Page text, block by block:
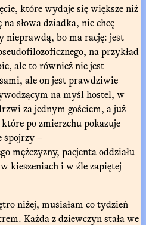
które wydaje się większe niż
słowa dziadka, nie chcę
nieprawdą, bo ma rację: jest
na przykład
ale to również nie jest
ale on jest prawdziwie
na myśl hostel, w
za jednym gościem, a już
po zmierzchu pokazuje
spojrzy –
mężczyzny, pacjenta oddziału
kieszeniach i w źle zapiętej
niżej, musiałam co tydzień
Każda z dziewczyn stała we